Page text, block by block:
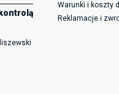
Warunki i koszty
Reklamacje i